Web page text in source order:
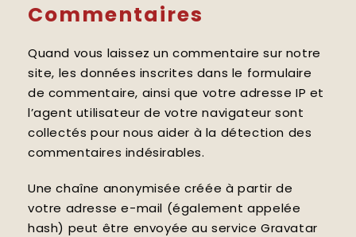
Commentaires
Quand vous laissez un commentaire sur notre
site, les données inscrites dans le formulaire
de commentaire, ainsi que votre adresse IP et
l’agent utilisateur de votre navigateur sont
collectés pour nous aider à la détection des
commentaires indésirables.
Une chaîne anonymisée créée à partir de
votre adresse e-mail (également appelée
hash) peut être envoyée au service Gravatar